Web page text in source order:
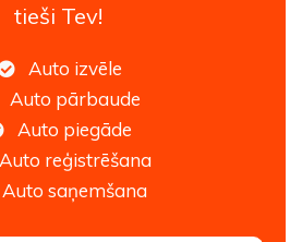
tieši Tev!
Auto izvēle
Auto pārbaude
Auto piegāde
Auto reģistrēšana
Auto saņemšana